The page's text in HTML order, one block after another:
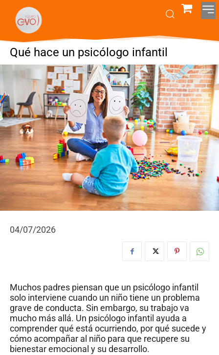
Qué hace un psicólogo infantil
04/07/2026
Muchos padres piensan que un psicólogo infantil
solo interviene cuando un niño tiene un problema
grave de conducta. Sin embargo, su trabajo va
mucho más allá. Un psicólogo infantil ayuda a
comprender qué está ocurriendo, por qué sucede y
cómo acompañar al niño para que recupere su
bienestar emocional y su desarrollo.